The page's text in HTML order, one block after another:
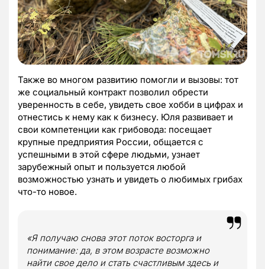
Также во многом развитию помогли и вызовы: тот
же социальный контракт позволил обрести
уверенность в себе, увидеть свое хобби в цифрах и
отнестись к нему как к бизнесу. Юля развивает и
свои компетенции как грибовода: посещает
крупные предприятия России, общается с
успешными в этой сфере людьми, узнает
зарубежный опыт и пользуется любой
возможностью узнать и увидеть о любимых грибах
что-то новое.
«Я получаю снова этот поток восторга и
понимание: да, в этом возрасте возможно
найти свое дело и стать счастливым здесь и